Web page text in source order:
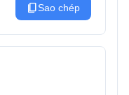
content_copySao chép